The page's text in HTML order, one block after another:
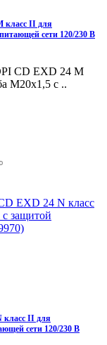
класс II для
сети 120/230 В
СD EXD 24 M
M20x1,5 с ..
II для
сети 120/230 В